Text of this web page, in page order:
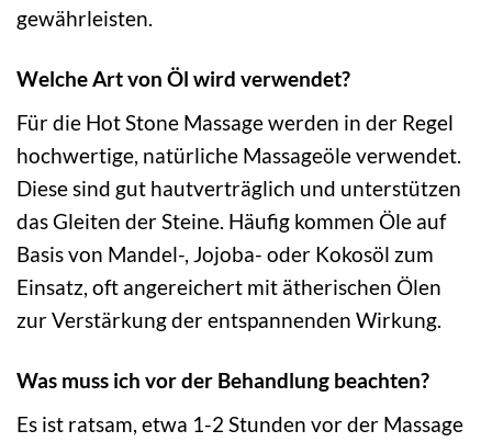
gewährleisten.
Welche Art von Öl wird verwendet?
Für die Hot Stone Massage werden in der Regel
hochwertige, natürliche Massageöle verwendet.
Diese sind gut hautverträglich und unterstützen
das Gleiten der Steine. Häufig kommen Öle auf
Basis von Mandel-, Jojoba- oder Kokosöl zum
Einsatz, oft angereichert mit ätherischen Ölen
zur Verstärkung der entspannenden Wirkung.
Was muss ich vor der Behandlung beachten?
Es ist ratsam, etwa 1-2 Stunden vor der Massage